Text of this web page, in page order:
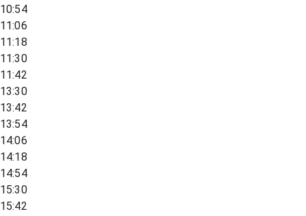
10:54
11:06
11:18
11:30
11:42
13:30
13:42
13:54
14:06
14:18
14:54
15:30
15:42